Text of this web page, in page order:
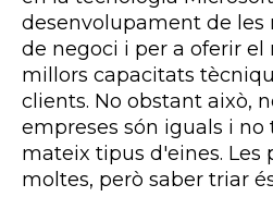
desenvolupament de les
de negoci i per a oferir el
millors capacitats
clients. No obstant això,
empreses són iguals i no
mateix tipus d'eines. Les
moltes, però saber triar